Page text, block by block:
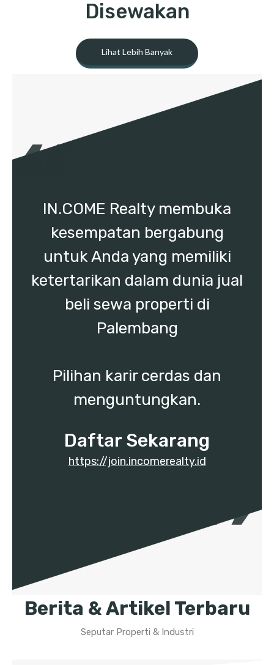
Disewakan
Lihat Lebih Banyak
IN.COME Realty membuka
kesempatan bergabung
untuk Anda yang memiliki
ketertarikan dalam dunia jual
beli sewa properti di
Palembang
Pilihan karir cerdas dan
menguntungkan.
Daftar Sekarang
https://join.incomerealty.id
Berita & Artikel Terbaru
Seputar Properti & Industri